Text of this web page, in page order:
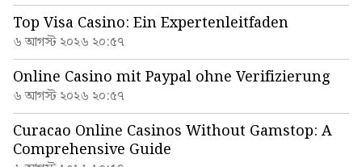
Top Visa Casino: Ein Expertenleitfaden
৬ আগস্ট ২০২৬ ২০:৫৭
Online Casino mit Paypal ohne Verifizierung
৬ আগস্ট ২০২৬ ২০:৫৭
Curacao Online Casinos Without Gamstop: A
Comprehensive Guide